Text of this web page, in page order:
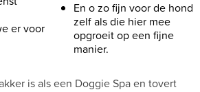
er voor
En o zo fijn voor de hond
zelf als die hier mee
opgroeit op een fijne
manier.
is als een Doggie Spa en tovert